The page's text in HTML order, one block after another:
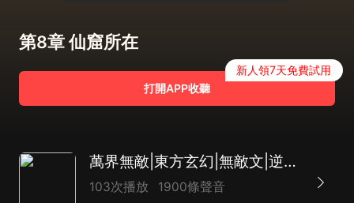
第8章 仙窟所在
打開APP收聽
新人領7天免費試用
萬界無敵|東方玄幻|無敵文|逆襲|AI專輯
103次播放 1900條聲音